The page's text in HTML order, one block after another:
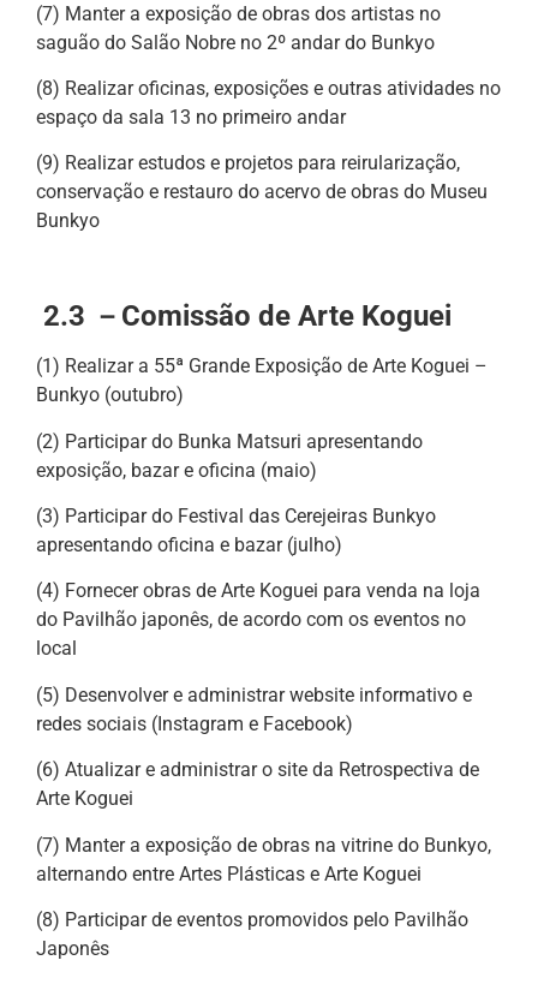
(7) Manter a exposição de obras dos artistas no
saguão do Salão Nobre no 2º andar do Bunkyo
(8) Realizar oficinas, exposições e outras atividades no
espaço da sala 13 no primeiro andar
(9) Realizar estudos e projetos para reirularização,
conservação e restauro do acervo de obras do Museu
Bunkyo
2.3 －Comissão de Arte Koguei
(1) Realizar a 55ª Grande Exposição de Arte Koguei –
Bunkyo (outubro)
(2) Participar do Bunka Matsuri apresentando
exposição, bazar e oficina (maio)
(3) Participar do Festival das Cerejeiras Bunkyo
apresentando oficina e bazar (julho)
(4) Fornecer obras de Arte Koguei para venda na loja
do Pavilhão japonês, de acordo com os eventos no
local
(5) Desenvolver e administrar website informativo e
redes sociais (Instagram e Facebook)
(6) Atualizar e administrar o site da Retrospectiva de
Arte Koguei
(7) Manter a exposição de obras na vitrine do Bunkyo,
alternando entre Artes Plásticas e Arte Koguei
(8) Participar de eventos promovidos pelo Pavilhão
Japonês